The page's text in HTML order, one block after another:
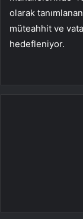
olarak
müteahhit ve
hedefleniyor.